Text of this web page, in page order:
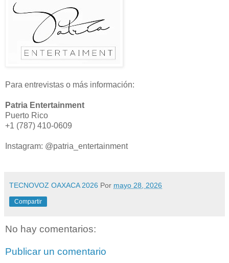
Para entrevistas o más información:
Patria Entertainment
Puerto Rico
+1 (787) 410-0609
Instagram: @patria_entertainment
TECNOVOZ OAXACA 2026 Por mayo 28, 2026
Compartir
No hay comentarios:
Publicar un comentario